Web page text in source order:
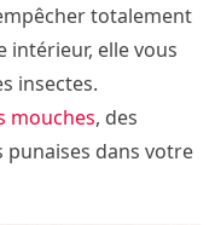
totalement
intérieur, elle vous
insectes.
mouches, des
punaises dans votre